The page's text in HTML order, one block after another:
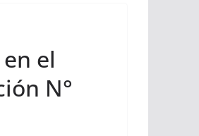
el
N°